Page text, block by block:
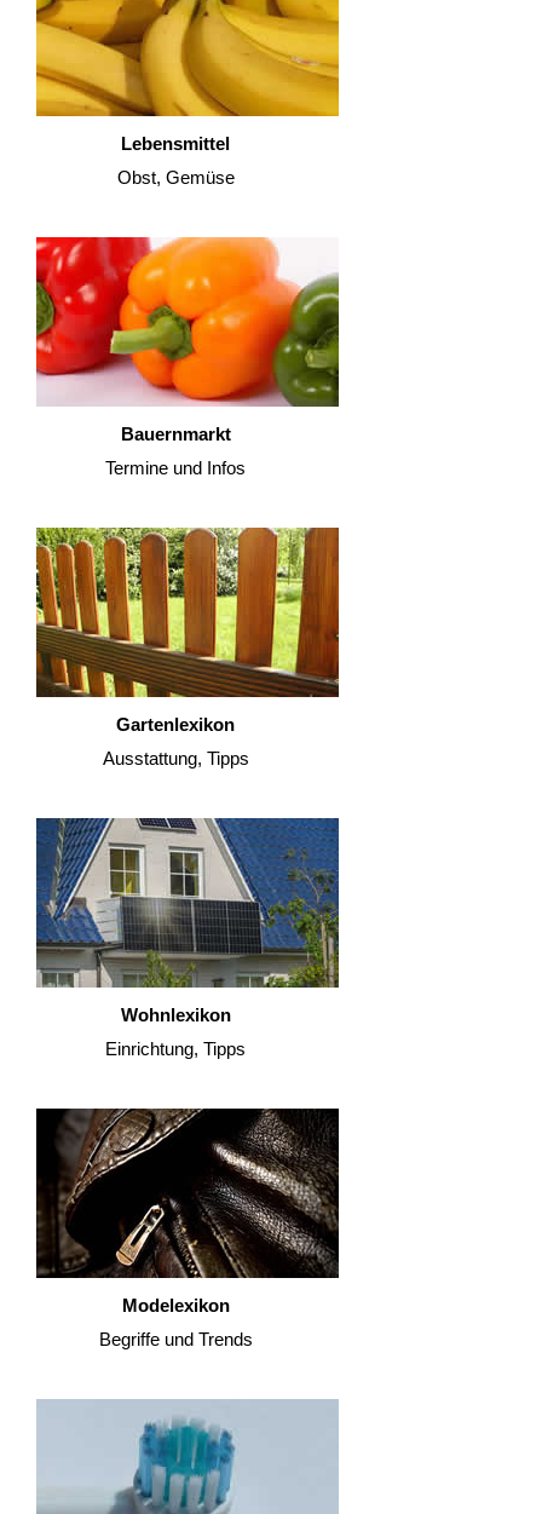
Lebensmittel
Obst, Gemüse
Bauernmarkt
Termine und Infos
Gartenlexikon
Ausstattung, Tipps
Wohnlexikon
Einrichtung, Tipps
Modelexikon
Begriffe und Trends